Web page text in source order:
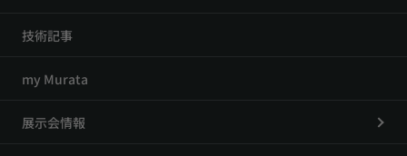
技術記事
my Murata
展示会情報